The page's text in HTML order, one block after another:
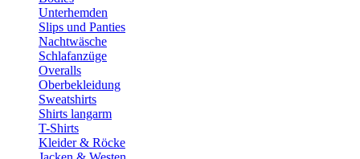
Unterhemden
Slips und Panties
Nachtwäsche
Schlafanzüge
Overalls
Oberbekleidung
Sweatshirts
Shirts langarm
T-Shirts
Kleider & Röcke